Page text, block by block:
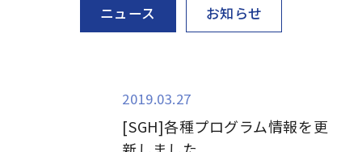
ニュース お知らせ
2019.03.27
[SGH]各種プログラム情報を更